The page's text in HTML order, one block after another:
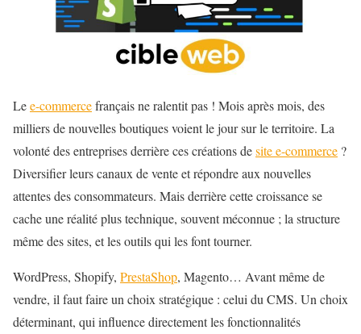
Lee-commercefrançais ne ralentit pas ! Mois après mois, des
milliers de nouvelles boutiques voient le jour sur le territoire. La
volonté des entreprises derrière ces créations desite e-commerce ?
Diversifier leurs canaux de vente et répondre aux nouvelles
attentes des consommateurs. Mais derrière cette croissance se
cache une réalité plus technique, souvent méconnue ; la structure
même des sites, et les outils qui les font tourner.
WordPress, Shopify, PrestaShop, Magento… Avant même de
vendre, il faut faire un choix stratégique : celui du CMS. Un choix
déterminant, qui influence directement les fonctionnalités